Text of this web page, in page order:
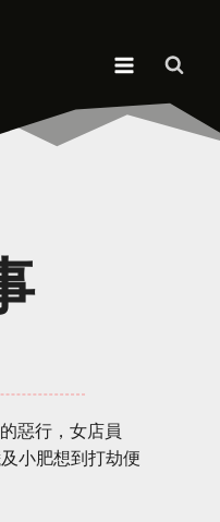
惡行，女店員
小肥想到打劫便